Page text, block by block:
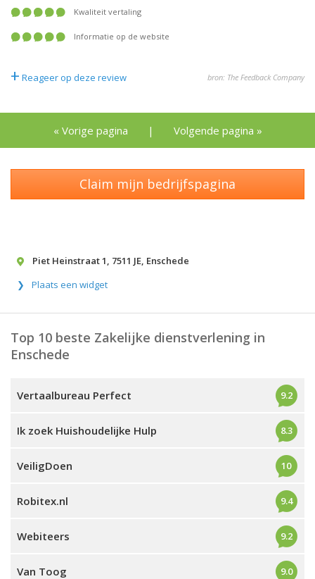
Kwaliteit vertaling
Informatie op de website
+ Reageer op deze review bron: The Feedback Company
« Vorige pagina | Volgende pagina »
Claim mijn bedrijfspagina
Piet Heinstraat 1, 7511 JE, Enschede
Plaats een widget
Top 10 beste Zakelijke dienstverlening in
Enschede
Vertaalbureau Perfect 9.2
Ik zoek Huishoudelijke Hulp 8.3
VeiligDoen 10
Robitex.nl 9.4
Webiteers 9.2
Van Toog 9.0